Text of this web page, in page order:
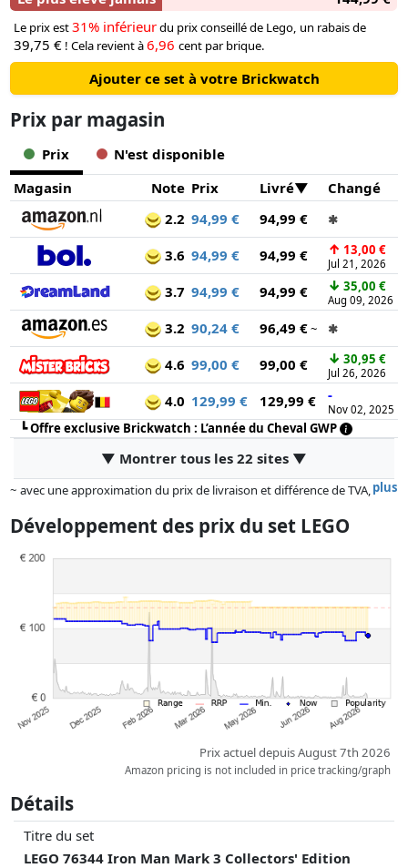
Le prix est31% inférieurdu prix conseillé de Lego, un rabais de
39,75 € ! Cela revient à6,96 cent par brique.
Ajouter ce set à votre Brickwatch
Prix ​​par magasin
Prix
N'est disponible
Magasin
Note Prix Livré
Changé
2.2 94,99 € 94,99 € ✱
3.6 94,99 € 94,99 € ↑ 13,00 €
Jul 21, 2026
3.7 94,99 € 94,99 € ↓ 35,00 €
Aug 09, 2026
3.2 90,24 € 96,49 €~ ✱
4.6 99,00 € 99,00 € ↓ 30,95 €
Jul 26, 2026
4.0 129,99 € 129,99 € -
Nov 02, 2025
┗Offre exclusive Brickwatch : L’année du Cheval GWP
▼ Montrer tous les 22 sites ▼
plus
~ avec une approximation du prix de livraison et différence de TVA,
Les prix et la disponibilité peuvent avoir changé depuis la dernière mise
à jour. L'ordre est purement basé sur le prix, la rémunération des
Développement des prix du set LEGO
Prix actuel depuis August 7th 2026
Amazon pricing is not included in price tracking/graph
Détails
Titre du set
LEGO 76344 Iron Man Mark 3 Collectors' Edition